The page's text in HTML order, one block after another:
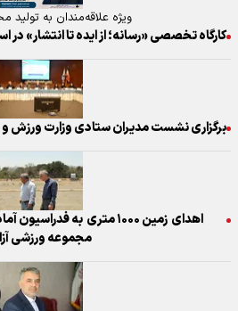
ویژه علاقه‌مندان به تولید
کارگاه تخصصی «رسانه؛ از ایده تا انتشار» در
برگزاری نشست مدیران ستادی وزارت ورزش و
اهدای زمین ۱۰۰۰ متری به
مجموعه ورزشی